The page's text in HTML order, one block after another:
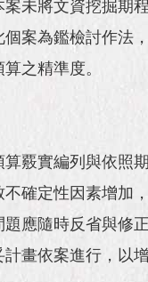
未將文資挖掘期
案為鑑檢討作法
之精準度。
算覈實編列與依
確定性因素增加
題應隨時反省與
畫依案進行，以增